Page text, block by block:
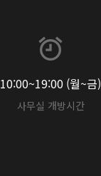
10:00~19:00 (월~금)
사무실 개방시간